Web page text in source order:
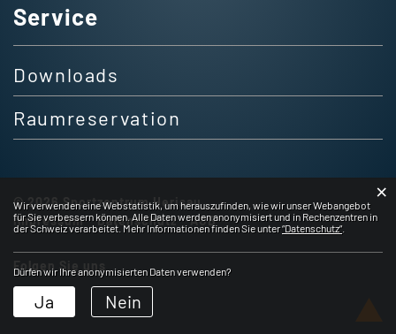
Service
Downloads
Raumreservation
© 2026 Sportzentrum Herisau
Impressum
Datenschutz AGB
Folgen Sie uns
Webstatistik
Wir verwenden eine Webstatistik, um herauszufinden, wie wir unser Webangebot
für Sie verbessern können. Alle Daten werden anonymisiert und in Rechenzentren in
der Schweiz verarbeitet. Mehr Informationen finden Sie unter“Datenschutz“.
Dürfen wir Ihre anonymisierten Daten verwenden?
Ja Nein
×